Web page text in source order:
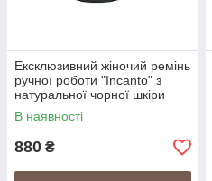
Ексклюзивний жіночий ремінь
ручної роботи "Incanto" з
натуральної чорної шкіри
В наявності
880 ₴